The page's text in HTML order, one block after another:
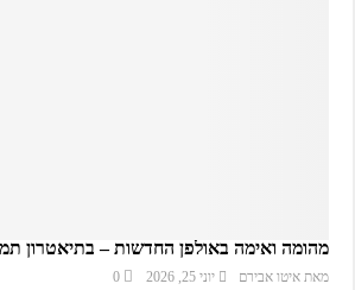
מהומה ואימה באולפן החדשות – בתיאטרון
מאת איטו אבירם יוני 25, 2026 0